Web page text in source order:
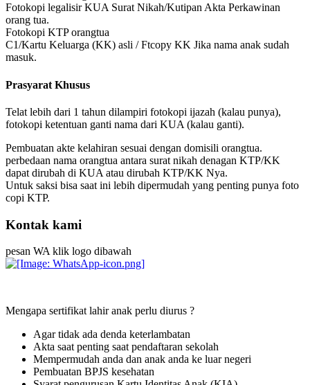
Fotokopi legalisir KUA Surat Nikah/Kutipan Akta Perkawinan
orang tua.
Fotokopi KTP orangtua
C1/Kartu Keluarga (KK) asli / Ftcopy KK Jika nama anak sudah
masuk.
Prasyarat Khusus
Telat lebih dari 1 tahun dilampiri fotokopi ijazah (kalau punya),
fotokopi ketentuan ganti nama dari KUA (kalau ganti).
Pembuatan akte kelahiran sesuai dengan domisili orangtua.
perbedaan nama orangtua antara surat nikah denagan KTP/KK
dapat dirubah di KUA atau dirubah KTP/KK Nya.
Untuk saksi bisa saat ini lebih dipermudah yang penting punya foto
copi KTP.
Kontak kami
pesan WA klik logo dibawah
Mengapa sertifikat lahir anak perlu diurus ?
Agar tidak ada denda keterlambatan
Akta saat penting saat pendaftaran sekolah
Mempermudah anda dan anak anda ke luar negeri
Pembuatan BPJS kesehatan